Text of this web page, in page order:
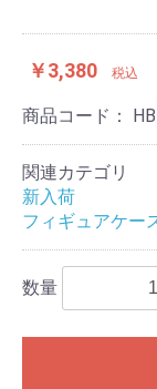
￥3,380 税込
商品コード：
関連カテゴリ
新入荷
フィギュアケー
数量